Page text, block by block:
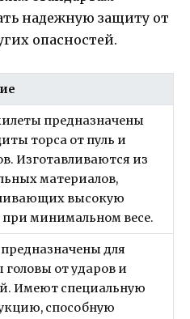
надежную защиту от
опасностей.
предназначены
торса от пуль и
Изготавливаются из
материалов,
высокую
минимальном весе.
для
от ударов и
Имеют специальную
способную